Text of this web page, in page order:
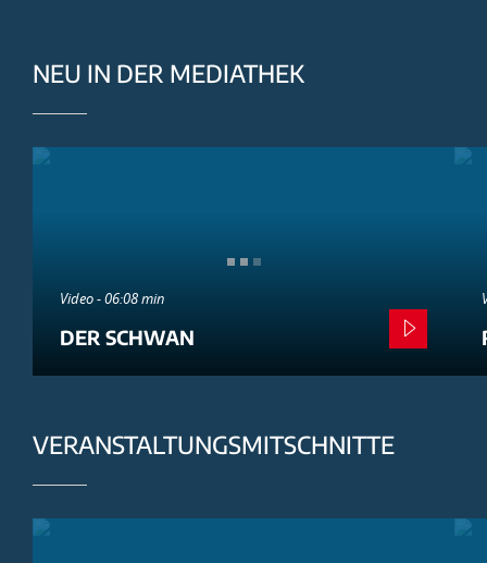
NEU IN DER MEDIATHEK
Video - 06:08 min
DER SCHWAN
VERANSTALTUNGSMITSCHNITTE